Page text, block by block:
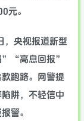
元。
，央视报道新型
”“高息回报”
跑路。网警提
阱，不轻信中
警。